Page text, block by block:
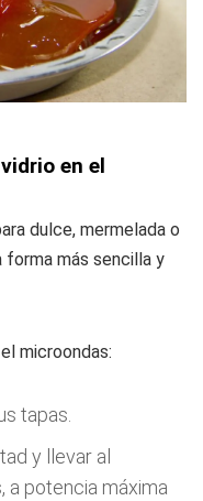
en el
dulce, mermelada o
forma más sencilla y
microondas:
tapas.
y llevar al
a potencia máxima